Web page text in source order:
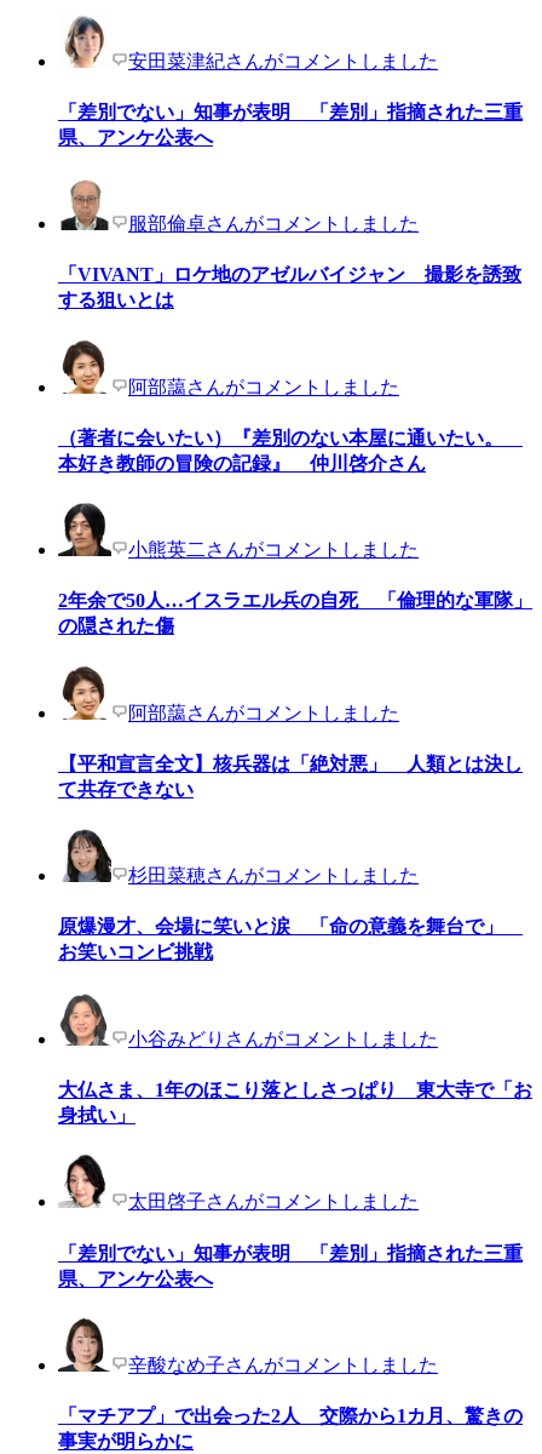
安田菜津紀さんがコメントしました
「差別でない」知事が表明 「差別」指摘された三重
県、アンケ公表へ
服部倫卓さんがコメントしました
「VIVANT」ロケ地のアゼルバイジャン 撮影を誘致
する狙いとは
阿部藹さんがコメントしました
（著者に会いたい）『差別のない本屋に通いたい。
本好き教師の冒険の記録』 仲川啓介さん
小熊英二さんがコメントしました
2年余で50人…イスラエル兵の自死 「倫理的な軍隊」
の隠された傷
阿部藹さんがコメントしました
【平和宣言全文】核兵器は「絶対悪」 人類とは決し
て共存できない
杉田菜穂さんがコメントしました
原爆漫才、会場に笑いと涙 「命の意義を舞台で」
お笑いコンビ挑戦
小谷みどりさんがコメントしました
大仏さま、1年のほこり落としさっぱり 東大寺で「お
身拭い」
太田啓子さんがコメントしました
「差別でない」知事が表明 「差別」指摘された三重
県、アンケ公表へ
辛酸なめ子さんがコメントしました
「マチアプ」で出会った2人 交際から1カ月、驚きの
事実が明らかに